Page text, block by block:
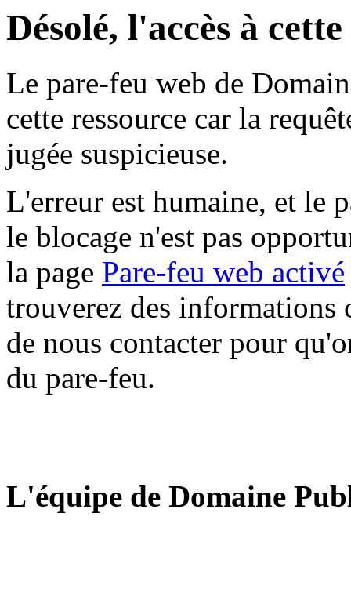
Désolé, l'accès à
Le pare-feu web de
cette ressource car la
jugée suspicieuse.
L'erreur est humaine, et le
le blocage n'est pas
la page Pare-feu web activé
trouverez des informations
de nous contacter pour
du pare-feu.
L'équipe de Domaine